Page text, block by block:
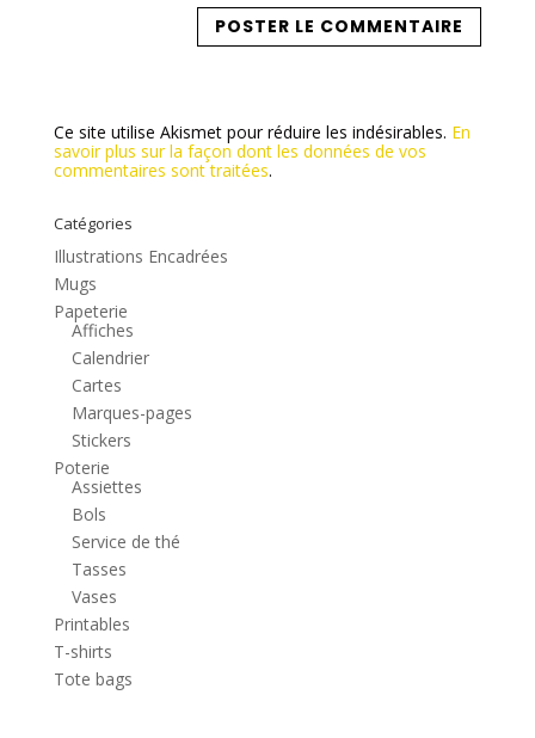
Ce site utilise Akismet pour réduire les indésirables. En
savoir plus sur la façon dont les données de vos
commentaires sont traitées.
Catégories
Illustrations Encadrées
Mugs
Papeterie
Affiches
Calendrier
Cartes
Marques-pages
Stickers
Poterie
Assiettes
Bols
Service de thé
Tasses
Vases
Printables
T-shirts
Tote bags